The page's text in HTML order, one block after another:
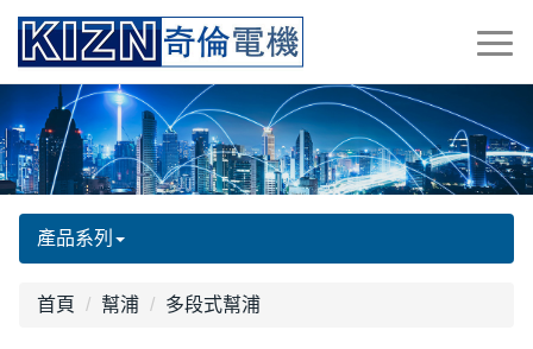
產品系列
首頁 幫浦 多段式幫浦